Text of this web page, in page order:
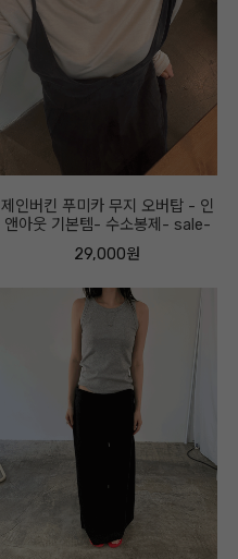
제인버킨 푸미카 무지 오버탑 - 인
앤아웃 기본템- 수소봉제- sale-
29,000원